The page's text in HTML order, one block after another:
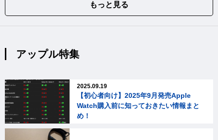
もっと見る
アップル特集
2025.09.19
【初心者向け】2025年9月発売Apple
Watch購入前に知っておきたい情報まと
め！